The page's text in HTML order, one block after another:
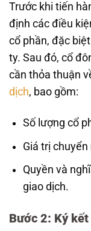
Trước khi tiến
định các điều
cổ phần, đặc
ty. Sau đó, cổ
cần thỏa thuận
dịch, bao gồm:
Số lượng cổ
Giá trị
Quyền và
giao dịch.
Bước 2: Ký